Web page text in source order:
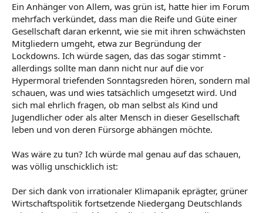
Ein Anhänger von Allem, was grün ist, hatte hier im Forum
mehrfach verkündet, dass man die Reife und Güte einer
Gesellschaft daran erkennt, wie sie mit ihren schwächsten
Mitgliedern umgeht, etwa zur Begründung der
Lockdowns. Ich würde sagen, das das sogar stimmt -
allerdings sollte man dann nicht nur auf die vor
Hypermoral triefenden Sonntagsreden hören, sondern mal
schauen, was und wies tatsächlich umgesetzt wird. Und
sich mal ehrlich fragen, ob man selbst als Kind und
Jugendlicher oder als alter Mensch in dieser Gesellschaft
leben und von deren Fürsorge abhängen möchte.
Was wäre zu tun? Ich würde mal genau auf das schauen,
was völlig unschicklich ist:
Der sich dank von irrationaler Klimapanik eprägter, grüner
Wirtschaftspolitik fortsetzende Niedergang Deutschlands